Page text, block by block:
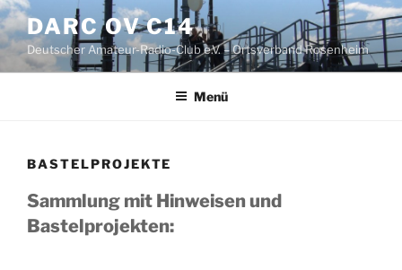
Zum
Inhalt
springen
DARC OV C14
Deutscher Amateur-Radio-Club e.V. – Ortsverband Rosenheim
Menü
BASTELPROJEKTE
Sammlung mit Hinweisen und
Bastelprojekten: